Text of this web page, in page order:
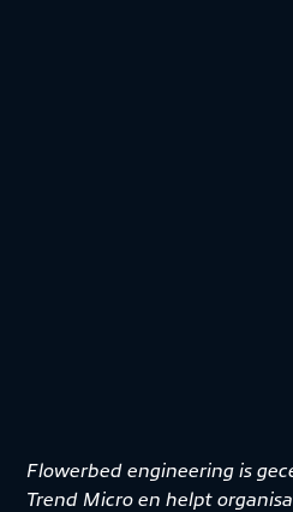
Flowerbed engineering is
Trend Micro en helpt